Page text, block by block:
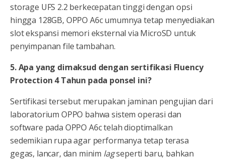
storage UFS 2.2 berkecepatan tinggi dengan opsi
hingga 128GB, OPPO A6c umumnya tetap menyediakan
slot ekspansi memori eksternal via MicroSD untuk
penyimpanan file tambahan.
5. Apa yang dimaksud dengan sertifikasi Fluency
Protection 4 Tahun pada ponsel ini?
Sertifikasi tersebut merupakan jaminan pengujian dari
laboratorium OPPO bahwa sistem operasi dan
software pada OPPO A6c telah dioptimalkan
sedemikian rupa agar performanya tetap terasa
gegas, lancar, dan minim lagseperti baru, bahkan